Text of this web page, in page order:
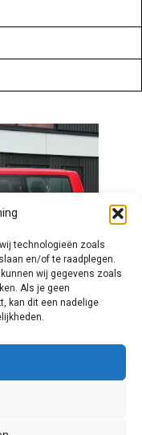
technologieën zoals
en/of te raadplegen.
wij gegevens zoals
Als je geen
kan dit een nadelige